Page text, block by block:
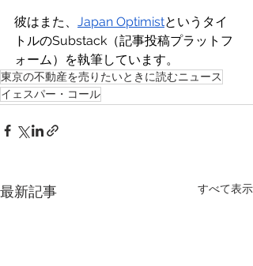
彼はまた、 Japan Optimistというタイ
トルのSubstack（記事投稿プラットフ
ォーム）を執筆しています。
東京の不動産を売りたいときに読むニュース
イェスパー・コール
最新記事 すべて表示